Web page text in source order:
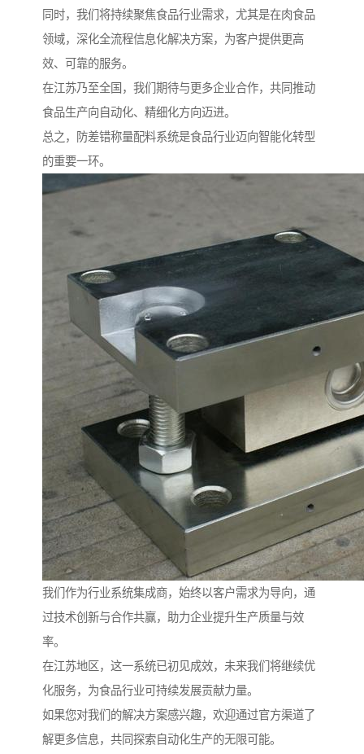
同时，我们将持续聚焦食品行业需求，尤其是在肉食品
领域，深化全流程信息化解决方案，为客户提供更高
效、可靠的服务。
在江苏乃至全国，我们期待与更多企业合作，共同推动
食品生产向自动化、精细化方向迈进。
总之，防差错称量配料系统是食品行业迈向智能化转型
的重要一环。
我们作为行业系统集成商，始终以客户需求为导向，通
过技术创新与合作共赢，助力企业提升生产质量与效
率。
在江苏地区，这一系统已初见成效，未来我们将继续优
化服务，为食品行业可持续发展贡献力量。
如果您对我们的解决方案感兴趣，欢迎通过官方渠道了
解更多信息，共同探索自动化生产的无限可能。